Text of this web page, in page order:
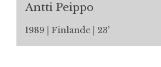
Antti Peippo
1989 Finlande 23’